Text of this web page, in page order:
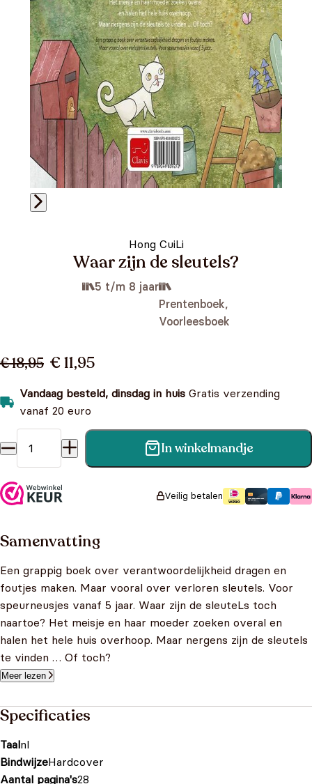
Hong CuiLi
Waar zijn de sleutels?
5 t/m 8 jaar
Prentenboek,
Voorleesboek
€ 18,95 € 11,95
Vandaag besteld, dinsdag in huis Gratis verzending
vanaf 20 euro
Waar zijn de sleutels? aantal In winkelmandje
Veilig betalen
Samenvatting
Een grappig boek over verantwoordelijkheid dragen en
foutjes maken. Maar vooral over verloren sleutels. Voor
speurneusjes vanaf 5 jaar. Waar zijn de sleuteLs toch
naartoe? Het meisje en haar moeder zoeken overal en
halen het hele huis overhoop. Maar nergens zijn de sleutels
te vinden … Of toch?
Meer lezen
Specificaties
Taalnl
BindwijzeHardcover
Aantal pagina's28